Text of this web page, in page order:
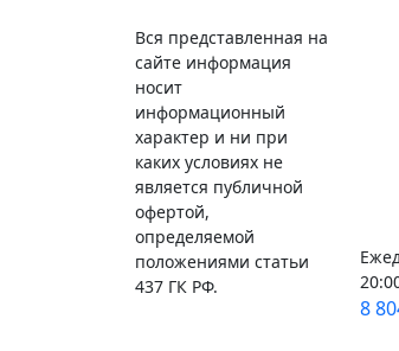
Вся представленная на
сайте информация
носит
информационный
характер и ни при
каких условиях не
является публичной
офертой,
определяемой
положениями статьи
437 ГК РФ.
8